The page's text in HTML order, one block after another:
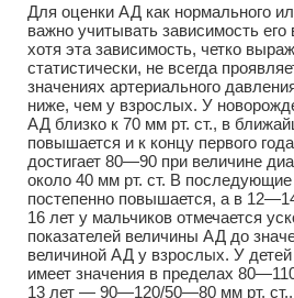
Для оценки АД как нормального
важно учитывать зависимость его
хотя эта зависимость, четко
статистически, не всегда
значениях артериального
ниже, чем у взрослых. У
АД близко к 70 мм рт. ст., в
повышается и к концу первого
достигает 80—90 при величине
около 40 мм рт. ст. В
постепенно повышается, а в
16 лет у мальчиков отмечается
показателей величины АД до
величиной АД у взрослых. У
имеет значения в пределах
13 лет — 90—120/50—80 мм рт. ст.,